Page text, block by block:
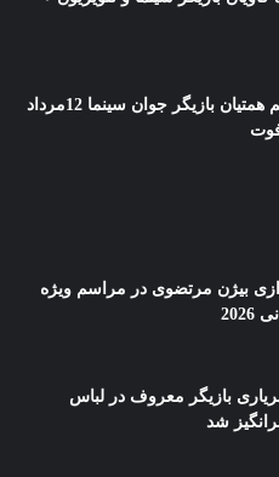
درگذشت مریم همتیان بازیگر جوان سینما 12مرداد
بیژن مرتضوی در مراسم ویژه
بازیگر معروف در لباس
شد